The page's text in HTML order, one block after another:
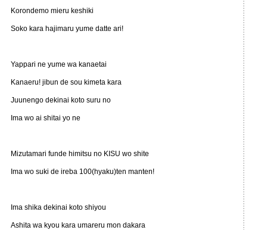
Korondemo mieru keshiki
Soko kara hajimaru yume datte ari!
Yappari ne yume wa kanaetai
Kanaeru! jibun de sou kimeta kara
Juunengo dekinai koto suru no
Ima wo ai shitai yo ne
Mizutamari funde himitsu no KISU wo shite
Ima wo suki de ireba 100(hyaku)ten manten!
Ima shika dekinai koto shiyou
Ashita wa kyou kara umareru mon dakara